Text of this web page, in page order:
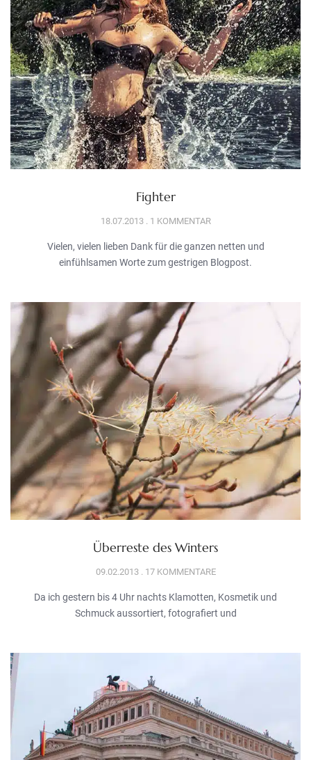
Fighter
18.07.2013 1 KOMMENTAR
Vielen, vielen lieben Dank für die ganzen netten und
einfühlsamen Worte zum gestrigen Blogpost.
Überreste des Winters
09.02.2013 17 KOMMENTARE
Da ich gestern bis 4 Uhr nachts Klamotten, Kosmetik und
Schmuck aussortiert, fotografiert und